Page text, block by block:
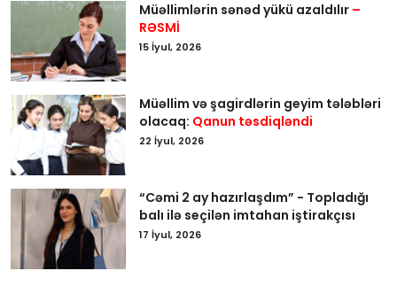
Müəllimlərin sənəd yükü azaldılır –
RƏSMİ
15 İyul, 2026
Müəllim və şagirdlərin geyim tələbləri
olacaq: Qanun təsdiqləndi
22 İyul, 2026
“Cəmi 2 ay hazırlaşdım” - Topladığı
balı ilə seçilən imtahan iştirakçısı
17 İyul, 2026